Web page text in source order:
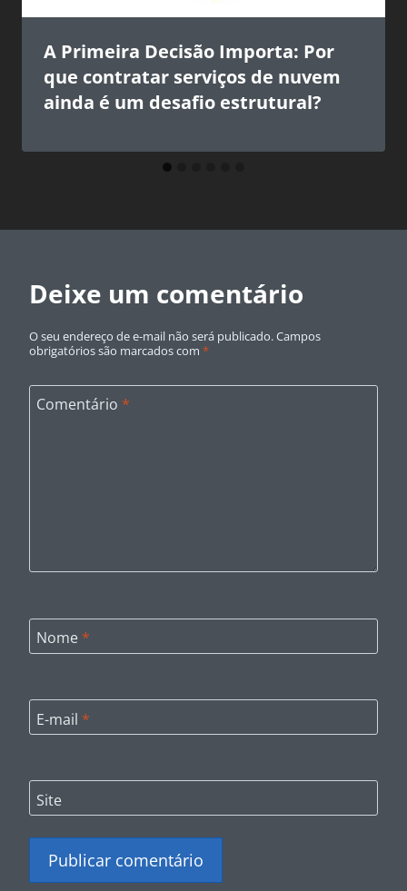
A Primeira Decisão Importa: Por
que contratar serviços de nuvem
ainda é um desafio estrutural?
Deixe um comentário
O seu endereço de e-mail não será publicado.Campos
obrigatórios são marcados com *
Comentário *
Nome *
E-mail *
Site